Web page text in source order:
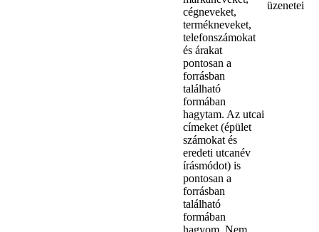
cégneveket,
termékneveket,
telefonszámokat
és árakat
pontosan a
forrásban
található
formában
hagytam. Az utcai
címeket (épület
számokat és
eredeti utcanév
írásmódot) is
pontosan a
forrásban
található
formában
hagyom. Nem
üzenetei